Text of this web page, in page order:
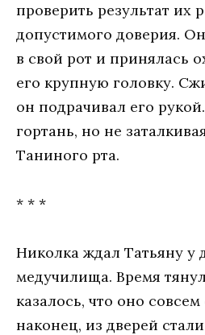
проверить результат их
допустимого доверия.
в свой рот и принялась
его крупную головку.
он подрачивал его
гортань, но не
Таниного рта.
* * *
Николка ждал Татьяну у
медучилища. Время
казалось, что оно
наконец, из дверей